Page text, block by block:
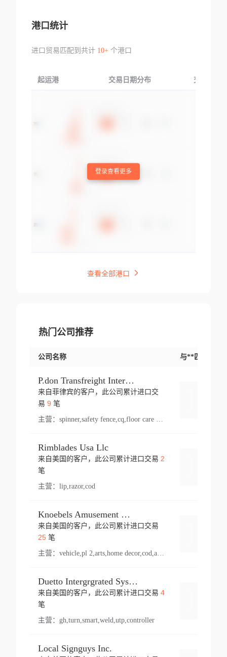
港口统计
进口贸易匹配到共计 10+个港口
起运港 交易日期分布 交易产品
登录查看更多
查看全部港口
热门公司推荐
公司名称 与**匹配交易
P.don Transfreight International
来自菲律宾的客户，此公司累计进口交
易 9 笔
主营：
Rimblades Usa Llc
来自美国的客户，此公司累计进口交易 2
笔
主营： lip,razor,cod
Knoebels Amusement Resort
来自美国的客户，此公司累计进口交易
25笔
主营： vehicle,pl 2,arts,home decor,cod,amusement ride,sea
Duetto Intergrgrated Systems Inc.
来自美国的客户，此公司累计进口交易 4
笔
主营： gh,turn,smart,weld,utp,controller
Local Signguys Inc.